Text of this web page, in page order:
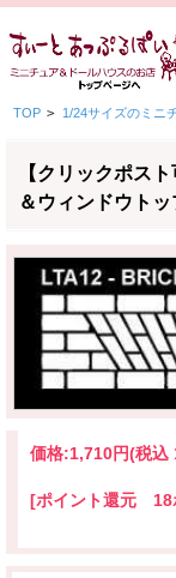
TOP > 1/24サイズのミニ
【クリックポス
＆ウィンドウト
価格:1,710円(税込
[ポイント還元 18